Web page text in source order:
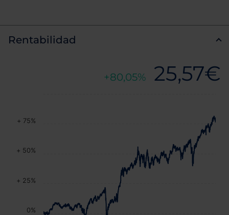
Rentabilidad
25,57€
80,05%
0%
+ 25%
+ 50%
+ 75%